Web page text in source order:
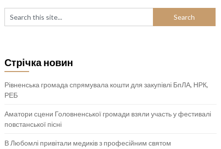
Стрічка новин
Рівненська громада спрямувала кошти для закупівлі БпЛА, НРК,
РЕБ
Аматори сцени Головненської громади взяли участь у фестивалі
повстанської пісні
В Любомлі привітали медиків з професійним святом